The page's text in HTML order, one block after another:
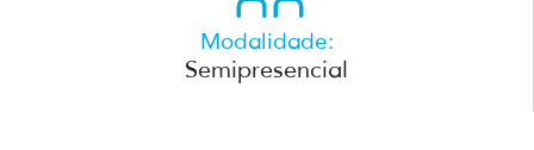
Modalidade:
Semipresencial